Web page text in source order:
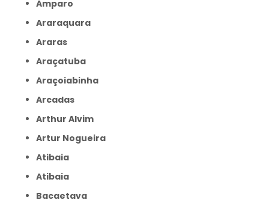
Amparo
Araraquara
Araras
Araçatuba
Araçoiabinha
Arcadas
Arthur Alvim
Artur Nogueira
Atibaia
Atibaia
Bacaetava